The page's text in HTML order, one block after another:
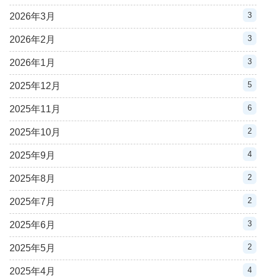
2026年3月 3
2026年2月 3
2026年1月 3
2025年12月 5
2025年11月 6
2025年10月 2
2025年9月 4
2025年8月 2
2025年7月 2
2025年6月 3
2025年5月 2
2025年4月 4